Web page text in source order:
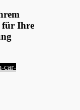
für Ihre
car-